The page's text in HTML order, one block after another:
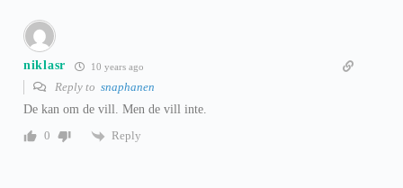
niklasr 10 years ago
Reply to snaphanen
De kan om de vill. Men de vill inte.
0
Reply